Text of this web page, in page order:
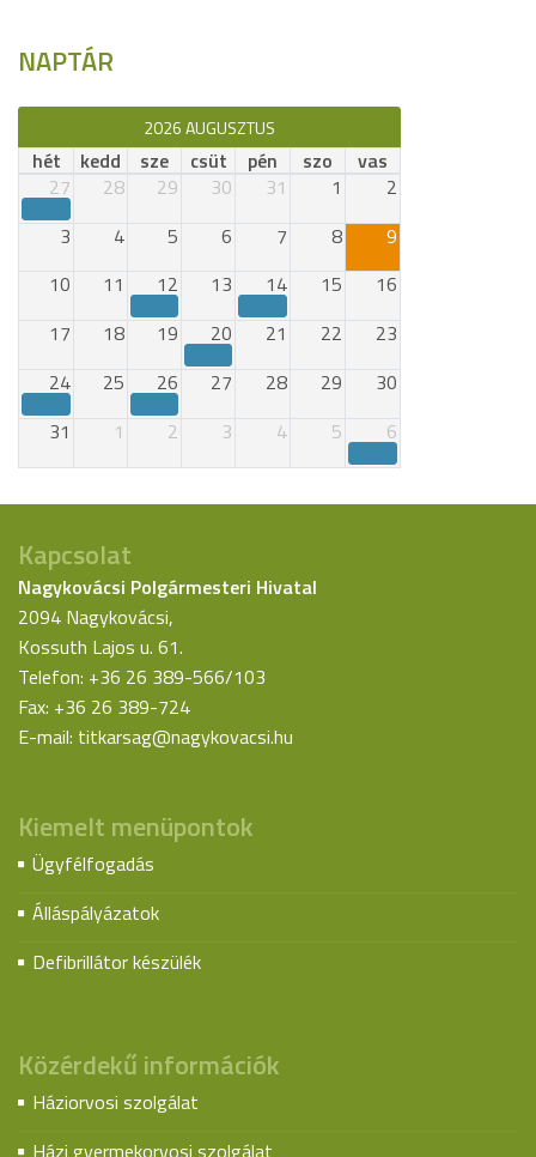
NAPTÁR
2026 AUGUSZTUS
hét kedd sze csüt pén szo
vas
27
28 29 30 31 1
2
3
4 5 6 7 8
9
10
11 12 13 14 15
16
17
18 19 20 21 22
23
24
25 26 27 28 29
30
31
1 2 3 4 5 6
Kapcsolat
Nagykovácsi Polgármesteri Hivatal
2094 Nagykovácsi,
Kossuth Lajos u. 61.
Telefon: +36 26 389-566/103
Fax: +36 26 389-724
E-mail: titkarsag@nagykovacsi.hu
Kiemelt menüpontok
Ügyfélfogadás
Álláspályázatok
Defibrillátor készülék
Közérdekű információk
Háziorvosi szolgálat
Házi gyermekorvosi szolgálat